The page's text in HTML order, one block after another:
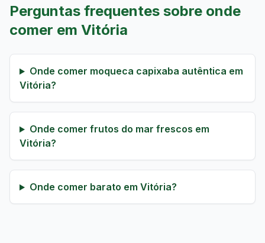
Perguntas frequentes sobre onde
comer em Vitória
Onde comer moqueca capixaba autêntica em
Vitória?
Onde comer frutos do mar frescos em
Vitória?
Onde comer barato em Vitória?